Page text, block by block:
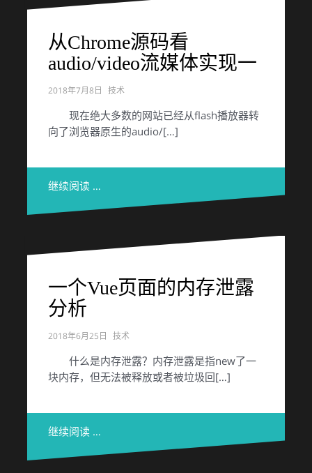
从Chrome源码看
audio/video流媒体实现一
2018年7月8日 技术
现在绝大多数的网站已经从flash播放器转
向了浏览器原生的audio/[…]
继续阅读 …
一个Vue页面的内存泄露
分析
2018年6月25日 技术
什么是内存泄露？内存泄露是指new了一
块内存，但无法被释放或者被垃圾回[…]
继续阅读 …